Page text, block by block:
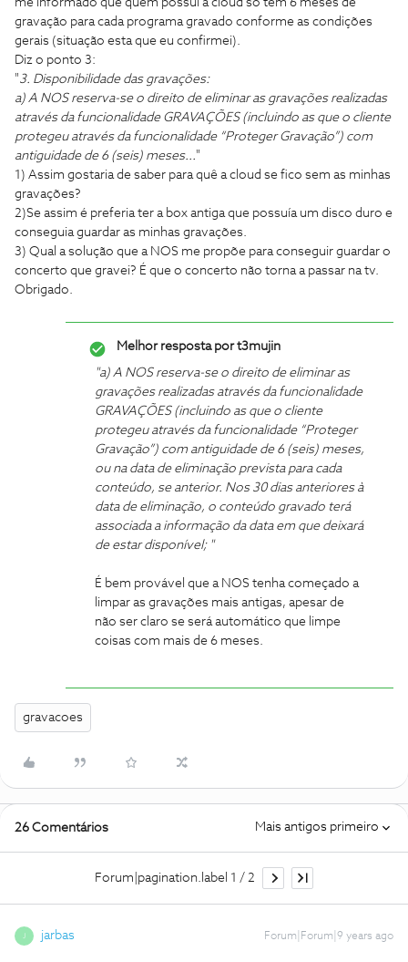
me informado que quem possui a cloud só tem 6 meses de
gravação para cada programa gravado conforme as condições
gerais (situação esta que eu confirmei).
Diz o ponto 3:
"3. Disponibilidade das gravações:
a) A NOS reserva-se o direito de eliminar as gravações realizadas
através da funcionalidade GRAVAÇÕES (incluindo as que o cliente
protegeu através da funcionalidade “Proteger Gravação”) com
antiguidade de 6 (seis) meses..."
1) Assim gostaria de saber para quê a cloud se fico sem as minhas
gravações?
2)Se assim é preferia ter a box antiga que possuía um disco duro e
conseguia guardar as minhas gravações.
3) Qual a solução que a NOS me propõe para conseguir guardar o
concerto que gravei? É que o concerto não torna a passar na tv.
Obrigado.
Melhor resposta port3mujin
"a) A NOS reserva-se o direito de eliminar as
gravações realizadas através da funcionalidade
GRAVAÇÕES (incluindo as que o cliente
protegeu através da funcionalidade “Proteger
Gravação”) com antiguidade de 6 (seis) meses,
ou na data de eliminação prevista para cada
conteúdo, se anterior. Nos 30 dias anteriores à
data de eliminação, o conteúdo gravado terá
associada a informação da data em que deixará
de estar disponível; "
É bem provável que a NOS tenha começado a
limpar as gravações mais antigas, apesar de
não ser claro se será automático que limpe
coisas com mais de 6 meses.
gravacoes
26 Comentários Mais antigos primeiro
Forum|pagination.label 1 / 2
jarbas Forum|Forum|9 years ago